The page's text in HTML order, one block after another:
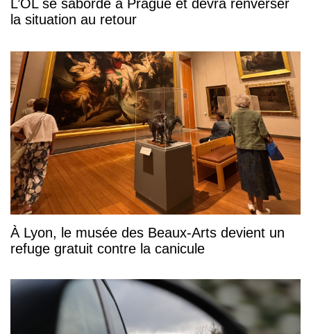
L’OL se saborde à Prague et devra renverser
la situation au retour
À Lyon, le musée des Beaux-Arts devient un
refuge gratuit contre la canicule